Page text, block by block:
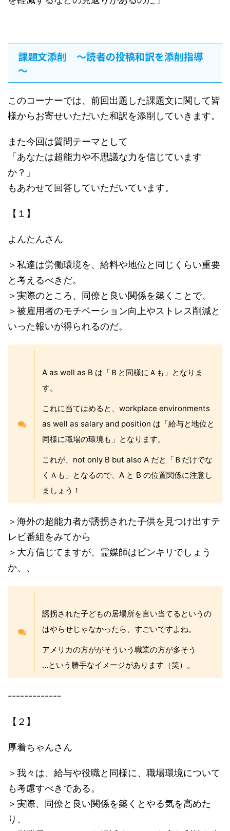
課題文添削 ～読者の投稿和訳を添削指導
～
このコーナーでは、前回出題した課題文に関して皆
様からお寄せいただいた和訳を添削していきます。
また今回は質問テーマとして
「あなたは超能力や不思議な力を信じています
か？」
もあわせて回答していただいています。
【１】
よんたんさん
＞私達は労働環境を、給料や地位と同じくらい重要
と考えるべきだ。
＞実際のところ、同僚と良い関係を築くことで、
＞被雇用者のモチベーション向上やストレス削減と
いった報いが得られるのだ。
A as well as B は「Ｂと同様にＡも」となりま
す。
これに当てはめると、workplace environments
as well as salary and position は「給与と地位と
同様に職場の環境も」となります。
これが、not only B but also A だと「Ｂだけでな
くＡも」となるので、A と B の位置関係に注意し
ましょう！
＞海外の超能力者が誘拐された子供を見つけ出すテ
レビ番組をみてから
＞大方信じてますが、霊媒師はピンキリでしょう
か、、
誘拐された子どもの居場所を言い当てるというの
はやらせじゃなかったら、すごいですよね。
アメリカの方ががそういう職業の方が多そう
…という勝手なイメージがあります（笑）。
-------------
【２】
厚着ちゃんさん
＞我々は、給与や役職と同様に、職場環境について
も考慮すべきである。
＞実際、同僚と良い関係を築くとやる気を高めた
り、